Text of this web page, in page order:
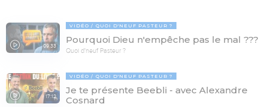
09:33
VIDÉO QUOI D'NEUF PASTEUR ?
Pourquoi Dieu n'empêche pas le mal ???
Quoi d'neuf Pasteur ?
17:12
VIDÉO QUOI D'NEUF PASTEUR ?
Je te présente Beebli - avec Alexandre
Cosnard